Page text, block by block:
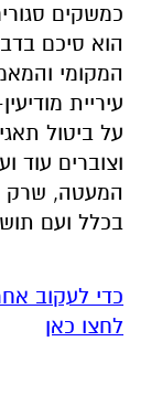
כמשקים
הוא סיכם
המקומי
עיריית
על ביטול
וצוברים עוד
המעטה, שרק
בכלל ועם
לחצו כאן